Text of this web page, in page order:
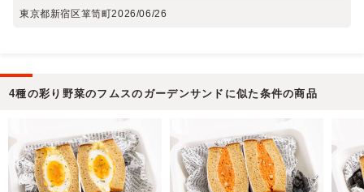
東京都新宿区箪笥町2026/06/26
4種の彩り野菜のフムスのガーデンサンドに似た条件の商品